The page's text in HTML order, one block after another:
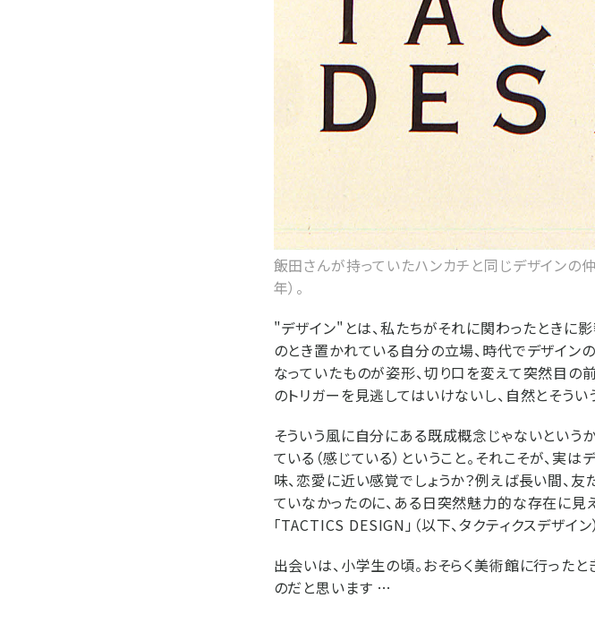
飯田さんが持っていたハンカチと同じデザインの
年）。
"デザイン"とは、私たちがそれに関わったときに
のとき置かれている自分の立場、時代でデザイン
なっていたものが姿形、切り口を変えて突然目の
のトリガーを見逃してはいけないし、自然とそうい
そういう風に自分にある既成概念じゃないという
ている（感じている）ということ。それこそが、実
味、恋愛に近い感覚でしょうか？例えば長い間、
ていなかったのに、ある日突然魅力的な存在に見
「TACTICS DESIGN」（以下、タクティクスデザイ
出会いは、小学生の頃。おそらく美術館に行った
のだと思います …